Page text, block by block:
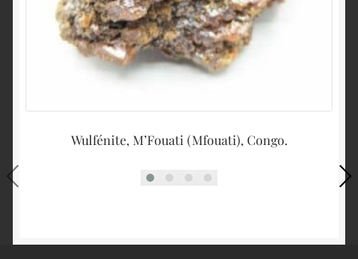
Wulfénite, M’Fouati (Mfouati), Congo.